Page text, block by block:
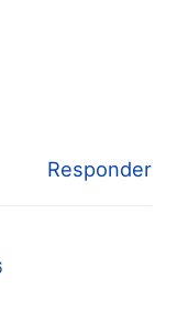
Responder